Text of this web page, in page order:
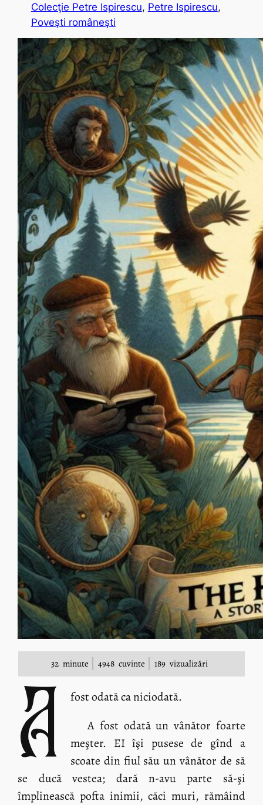
Colecţie Petre Ispirescu, Petre Ispirescu
Poveşti româneşti
32 minute 4948 cuvinte 189 vizualizări
A
fost odată ca niciodată.
A fost odată un vânător foarte
meşter. EI îşi pusese de gînd a
scoate din fiul său un vânător de să
se ducă vestea; dară n-avu parte să-şi
împlinească pofta inimii, căci muri, rămâind